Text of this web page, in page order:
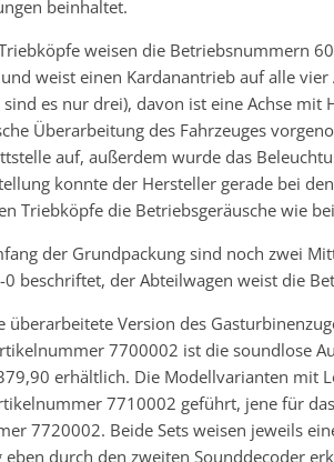
beinhaltet.
weisen die Betriebsnummern
weist einen Kardanantrieb auf alle
es nur drei), davon ist eine Achse
Überarbeitung des Fahrzeuges
auf, außerdem wurde das
konnte der Hersteller gerade bei
Triebköpfe die Betriebsgeräusche wie
der Grundpackung sind noch zwei
beschriftet, der Abteilwagen weist die
überarbeitete Version des
7700002 ist die soundlose
erhältlich. Die Modellvarianten mit
7710002 geführt, jene für
7720002. Beide Sets weisen jeweils
eben durch den zweiten Sounddecoder